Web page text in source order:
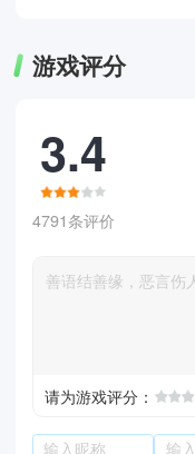
游戏评分
3.4
4791条评价
请为游戏评分：